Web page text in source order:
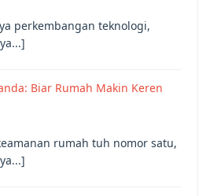
perkembangan teknologi,
Biar Rumah Makin Keren
rumah tuh nomor satu,